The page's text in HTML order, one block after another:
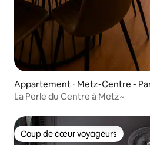
Appartement ⋅ Metz-Centre -
ne Ville
La Perle du Centre à Metz~
Coup de cœur voyageurs
Coup de cœur voyageurs